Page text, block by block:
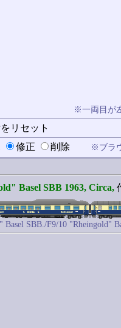
※一両目が
リセット
修正 削除 ※ブラ
Basel SBB 1963, Circa,
SBB./F9/10 "Rheingold"